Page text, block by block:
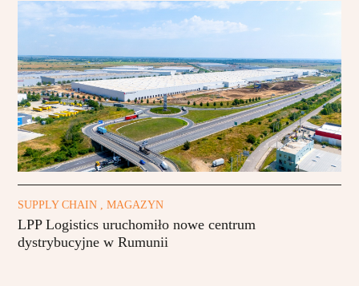
SUPPLY CHAIN , MAGAZYN
LPP Logistics uruchomiło nowe centrum
dystrybucyjne w Rumunii